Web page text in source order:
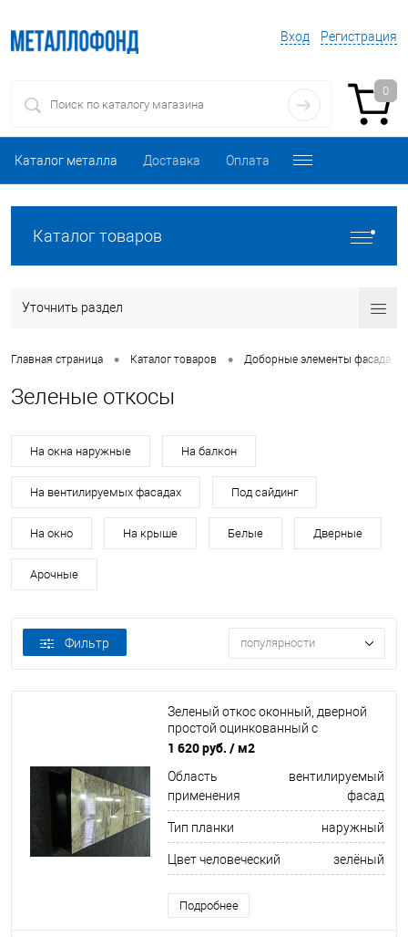
Вход Регистрация
0
Каталог металла Доставка Оплата
Каталог товаров
Уточнить раздел
Главная страница • Каталог товаров • Доборные элементы фасада
Зеленые откосы
На окна наружные На балкон
На вентилируемых фасадах Под сайдинг
На окно На крыше Белые Дверные
Арочные
Фильтр популярности
Зеленый откос оконный, дверной
простой оцинкованный c
порошковым покрытием 0,55мм
1 620 руб. / м2
Область
применения
вентилируемый
фасад
Тип планки наружный
Цвет человеческий зелёный
Подробнее